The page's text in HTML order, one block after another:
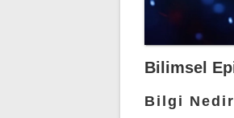
Bilimsel
Bilgi